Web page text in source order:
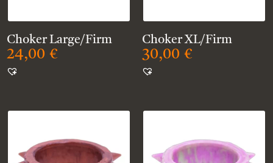
Choker Large/Firm
24,00€
Choker XL/Firm
30,00 €